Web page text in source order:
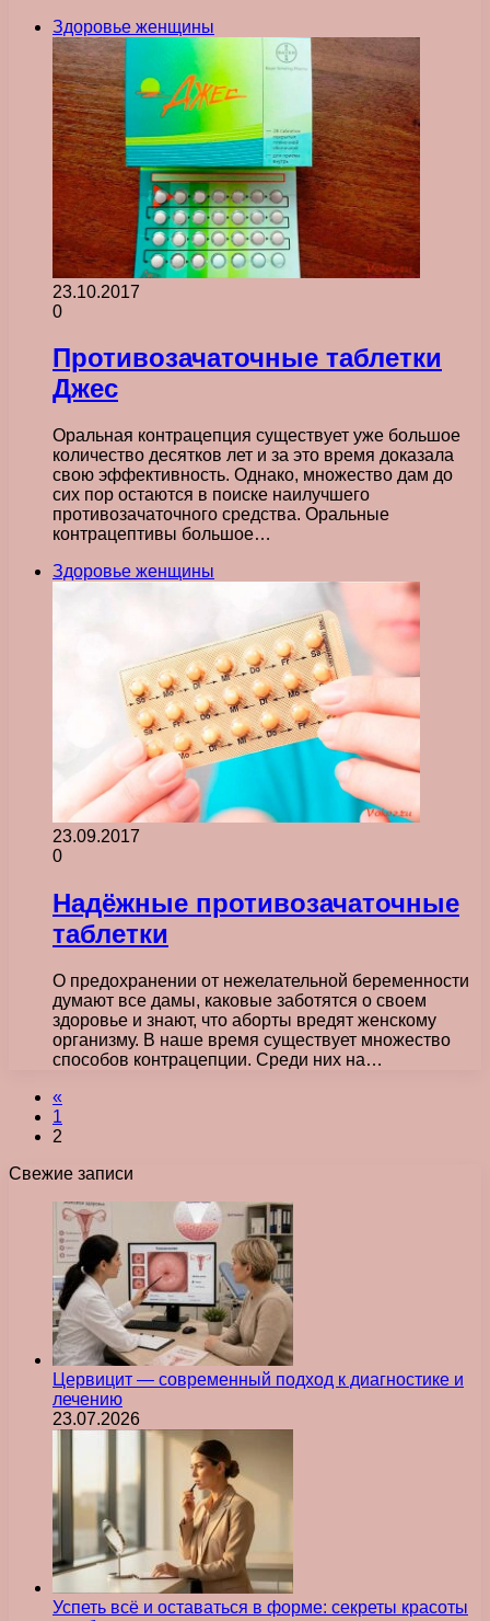
Здоровье женщины
23.10.2017
0
Противозачаточные таблетки
Джес
Оральная контрацепция существует уже большое
количество десятков лет и за это время доказала
свою эффективность. Однако, множество дам до
сих пор остаются в поиске наилучшего
противозачаточного средства. Оральные
контрацептивы большое…
Здоровье женщины
23.09.2017
0
Надёжные противозачаточные
таблетки
О предохранении от нежелательной беременности
думают все дамы, каковые заботятся о своем
здоровье и знают, что аборты вредят женскому
организму. В наше время существует множество
способов контрацепции. Среди них на…
«
1
2
Свежие записи
Цервицит — современный подход к диагностике и
лечению
23.07.2026
Успеть всё и оставаться в форме: секреты красоты